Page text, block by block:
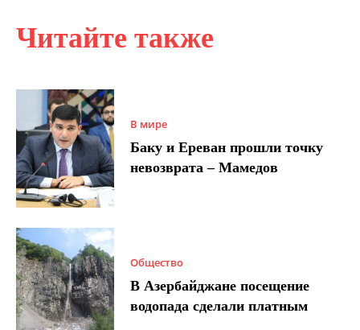
Читайте также
В мире
Баку и Ереван прошли точку
невозврата – Мамедов
Общество
В Азербайджане посещение
водопада сделали платным